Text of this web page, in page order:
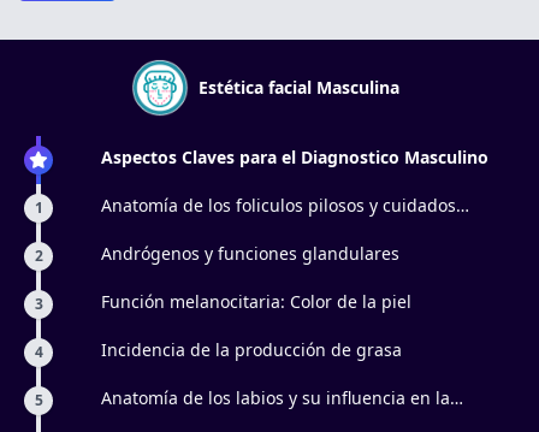
Estética facial Masculina
Aspectos Claves para el Diagnostico Masculino
1
Anatomía de los foliculos pilosos y cuidados
2 Andrógenos y funciones glandulares
3 Función melanocitaria: Color de la piel
4 Incidencia de la producción de grasa
5
Anatomía de los labios y su influencia en la